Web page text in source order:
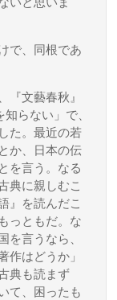
いと思いま
で、同根であ
『文藝春秋』
らない」で、
た。最近の若
か、日本の伝
を言う。なる
典に親しむこ
』を読んだこ
っともだ。な
を言うなら、
作はどうか」
典も読まず
て、困ったも